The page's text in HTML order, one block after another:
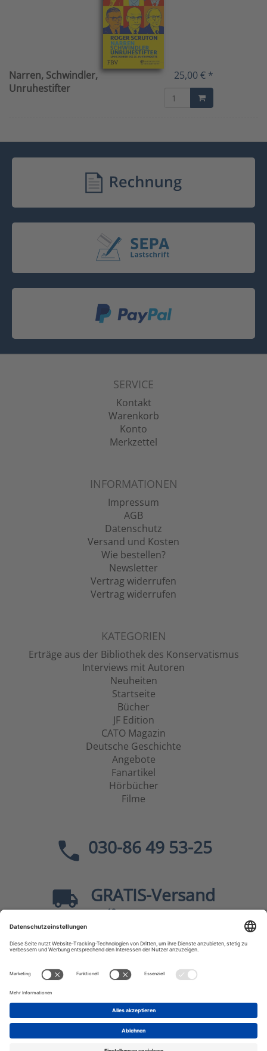
Narren, Schwindler,
Unruhestifter
25,00 € *
SERVICE
Kontakt
Warenkorb
Konto
Merkzettel
INFORMATIONEN
Impressum
AGB
Datenschutz
Versand und Kosten
Wie bestellen?
Newsletter
Vertrag widerrufen
Vertrag widerrufen
KATEGORIEN
Erträge aus der Bibliothek des Konservatismus
Interviews mit Autoren
Neuheiten
Startseite
Bücher
JF Edition
CATO Magazin
Deutsche Geschichte
Angebote
Fanartikel
Hörbücher
Filme
030-86 49 53-25
GRATIS-Versand
40
Sicher dank SSL
* Alle Preiseinkl. MwSt., zzgl.Versandkosten
JF-Buchdienst – Aktuelle Bücher zu Politik, Geschichte,